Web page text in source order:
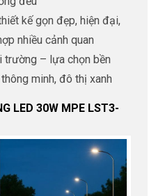
kế gọn đẹp, hiện đại,
nhiều cảnh quan
trường – lựa chọn bền
minh, đô thị xanh
LED 30W MPE LST3-